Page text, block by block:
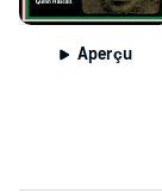
Aperçu